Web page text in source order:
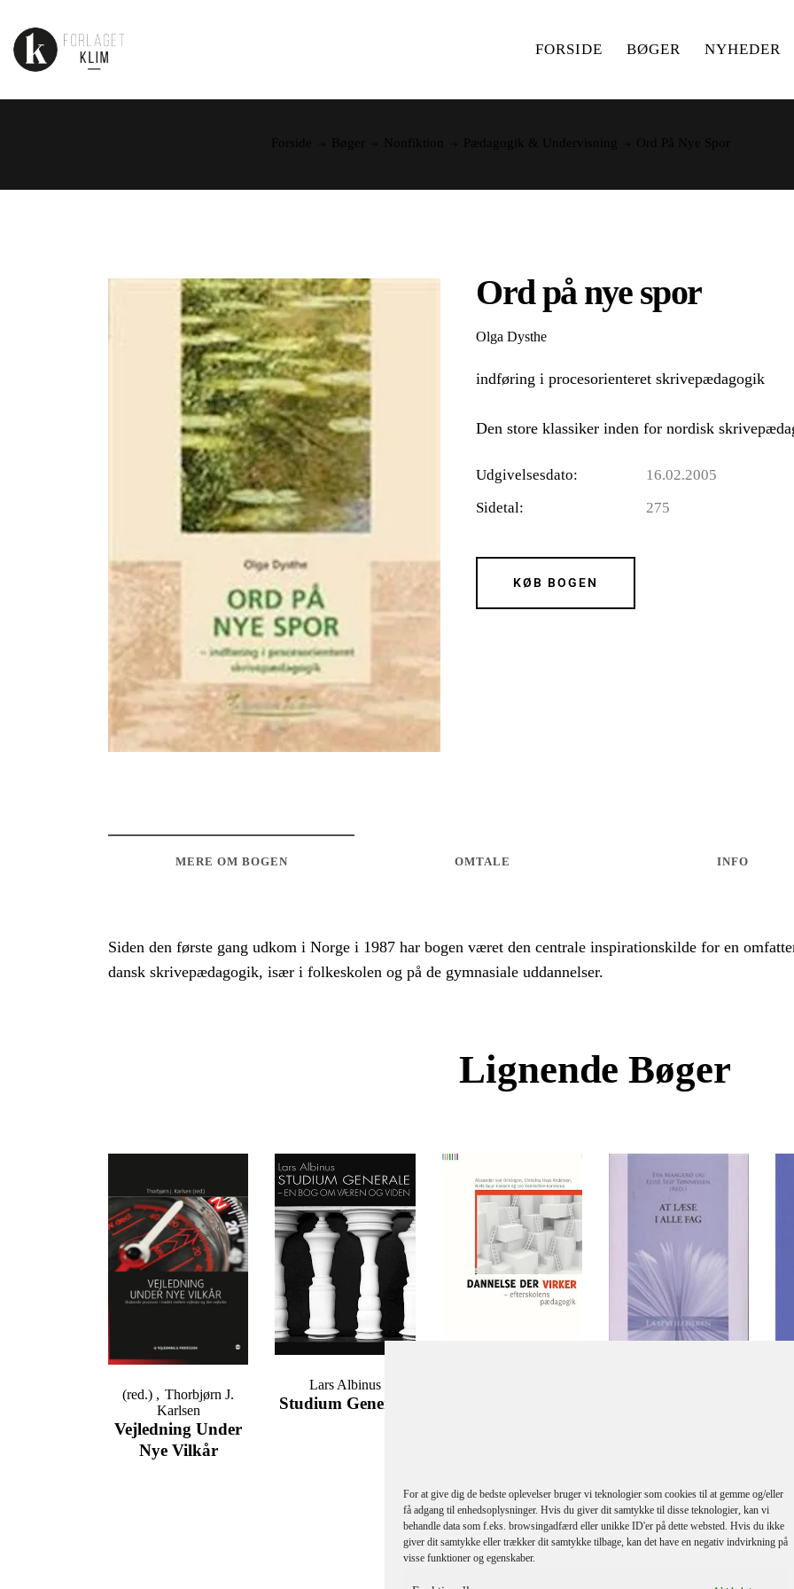
For at give dig de bedste oplevelser bruger vi teknologier som cookies til at gemme og/eller
få adgang til enhedsoplysninger. Hvis du giver dit samtykke til disse teknologier, kan vi
behandle data som f.eks. browsingadfærd eller unikke ID'er på dette websted. Hvis du ikke
giver dit samtykke eller trækker dit samtykke tilbage, kan det have en negativ indvirkning på
visse funktioner og egenskaber.
FORSIDE BØGER NYHEDER
Ord på nye spor
Olga Dysthe
indføring i procesorienteret skrivepædagogik
Den store klassiker inden for nordisk
Udgivelsesdato
16.02.2005
Sidetal
275
KØB BOGEN
MERE OM BOGEN OMTALE INFO
Siden den første gang udkom i Norge i 1987 har bogen været den centrale inspirationskilde for en
dansk skrivepædagogik, især i folkeskolen og på de gymnasiale uddannelser.
Lignende Bøger
Vejledning Under
Nye Vilkår
(red.)
Thorbjørn J.
Karlsen
Studium Generale
Lars Albinus
Virker